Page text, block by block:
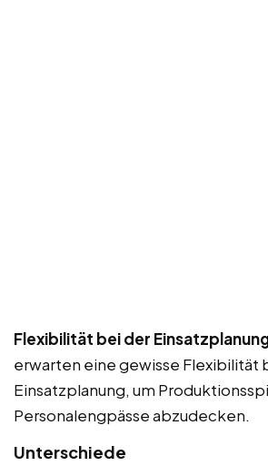
Flexibilität bei der
erwarten eine gewisse Flexibilität
Einsatzplanung, um
Personalengpässe abzudecken.
Unterschiede